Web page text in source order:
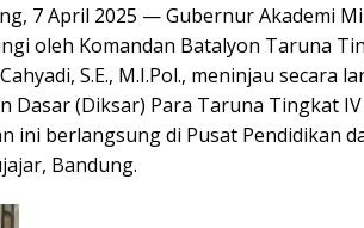
7 April 2025 — Gubernur Akademi
oleh Komandan Batalyon Taruna
S.E., M.I.Pol., meninjau secara
Dasar (Diksar) Para Taruna Tingkat
ini berlangsung di Pusat Pendidikan
Bandung.